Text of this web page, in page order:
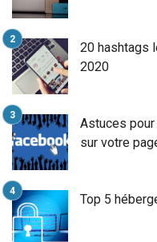
20 hashtags
2020
Astuces
sur votre
Top 5